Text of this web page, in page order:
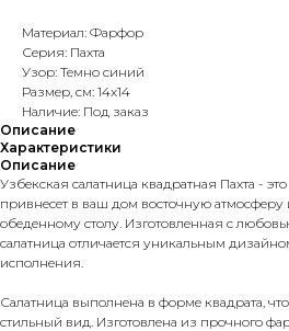
Материал: Фарфор
Серия: Пахта
Узор: Темно синий
Размер, см: 14х14
Наличие: Под заказ
Описание
Характеристики
Описание
Узбекская салатница квадратная Пахта -
привнесет в ваш дом восточную
обеденному столу. Изготовленная с
салатница отличается уникальным
исполнения.
Салатница выполнена в форме квадрата,
стильный вид. Изготовлена из прочного